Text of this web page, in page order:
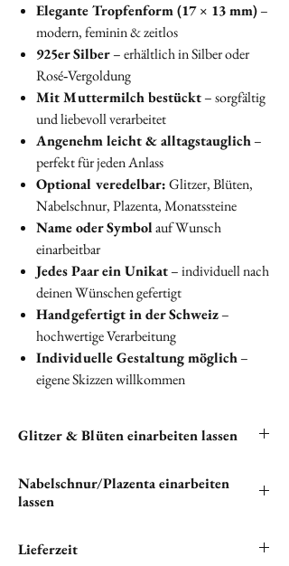
Elegante Tropfenform (17 × 13 mm)–
modern, feminin & zeitlos
925er Silber– erhältlich in Silber oder
Rosé‑Vergoldung
Mit Muttermilch bestückt– sorgfältig
und liebevoll verarbeitet
Angenehm leicht & alltagstauglich–
perfekt für jeden Anlass
Optional veredelbar:Glitzer, Blüten,
Nabelschnur, Plazenta, Monatssteine
Name oder Symbolauf Wunsch
einarbeitbar
Jedes Paar ein Unikat– individuell nach
deinen Wünschen gefertigt
Handgefertigt in der Schweiz–
hochwertige Verarbeitung
Individuelle Gestaltung möglich–
eigene Skizzen willkommen
Glitzer & Blüten einarbeiten lassen
Möglichkeit,GlitzerundBlütenin deine
Ohrringe einarbeiten zu lassen. Bitte wähle
verfügbaren
Nabelschnur/Plazenta einarbeiten
lassen
deinen einzigartigen Ohrringen verewigen
Lieferzeit